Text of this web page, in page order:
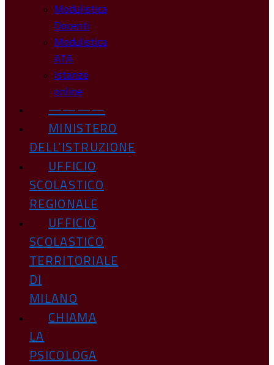
Modulistica
Docenti
Modulistica
ATA
Istanze
online
————
MINISTERO
DELL’ISTRUZIONE
UFFICIO
SCOLASTICO
REGIONALE
UFFICIO
SCOLASTICO
TERRITORIALE
DI
MILANO
CHIAMA
LA
PSICOLOGA